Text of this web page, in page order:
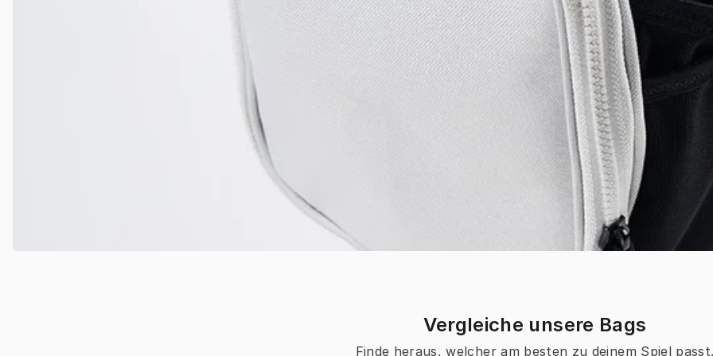
Vergleiche unsere Bags
Finde heraus, welcher am besten zu deinem Spiel